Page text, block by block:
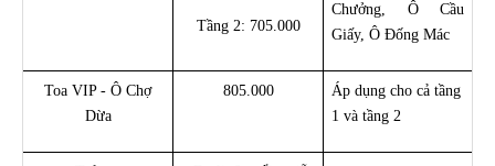
Tầng 2: 705.000
Chưởng, Ô Cầu
Giấy, Ô Đống Mác
Toa VIP - Ô Chợ
Dừa
805.000
Áp dụng cho cả tầng
1 và tầng 2